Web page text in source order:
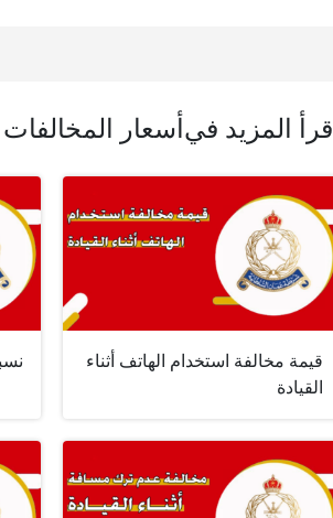
اقرأ المزيد في أسعار
قيمة مخالفة استخدام الهاتف أثناء
القيادة